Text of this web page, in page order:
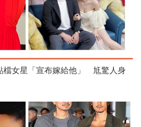
檔女星「宣布嫁給他」 尪驚人身